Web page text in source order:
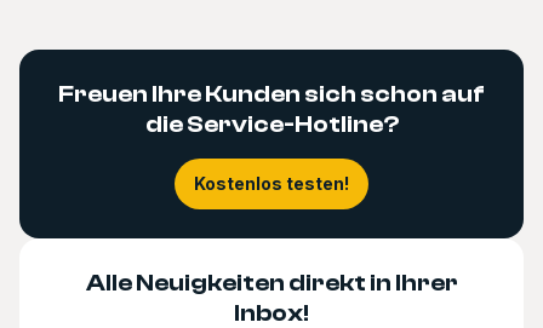
Freuen Ihre Kunden sich schon auf
die Service-Hotline?
Kostenlos testen!
Alle Neuigkeiten direkt in Ihrer
Inbox!